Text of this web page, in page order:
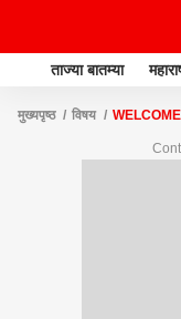
ताज्या बातम्या
मुख्यपृष्ठ विषय